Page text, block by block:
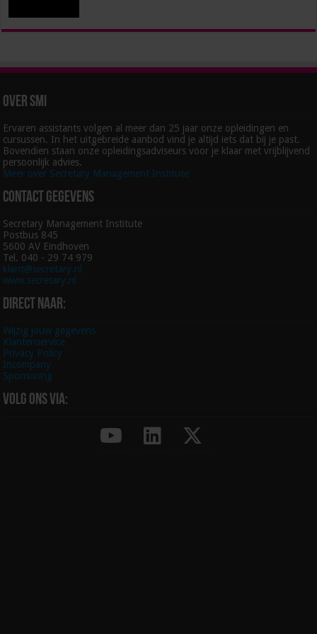
Over SMI
Ervaren assistants volgen al meer dan 25 jaar onze opleidingen en
cursussen. In het uitgebreide aanbod vind je altijd iets dat bij je past.
Bovendien staan onze opleidingsadviseurs voor je klaar met vrijblijvend
persoonlijk advies.
Meer over Secretary Management Institute
Contact gegevens
Secretary Management Institute
Postbus 845
5600 AV Eindhoven
Tel. 040 - 29 74 979
klant@secretary.nl
www.secretary.nl
Direct naar:
Wijzig jouw gegevens
Klantenservice
Privacy Policy
Incompany
Sponsoring
Volg ons via: